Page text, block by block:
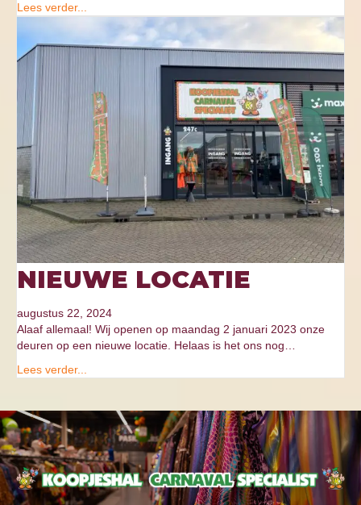
Lees verder...
NIEUWE LOCATIE
augustus 22, 2024
Alaaf allemaal! Wij openen op maandag 2 januari 2023 onze
deuren op een nieuwe locatie. Helaas is het ons nog…
Lees verder...